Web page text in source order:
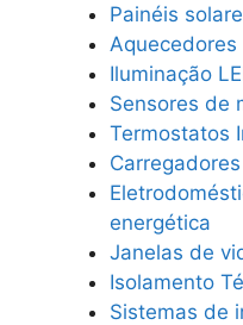
Painéis
Iluminação
Sensores de
Termostatos
energética
Janelas de
Isolamento
Sistemas de